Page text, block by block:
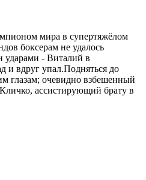
мира в супертяжёлом
боксерам не удалось
ударами - Виталий в
и вдруг упал.Подняться до
глазам; очевидно взбешенный
ассистирующий брату в